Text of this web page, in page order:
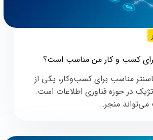
برای کسب‌ و کار من مناسب است؟
مناسب برای کسب‌وکار، یکی از
در حوزه فناوری اطلاعات است.
منجر…